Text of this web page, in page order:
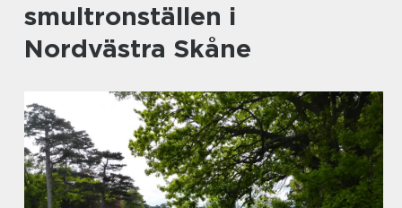
smultronställen i
Nordvästra Skåne